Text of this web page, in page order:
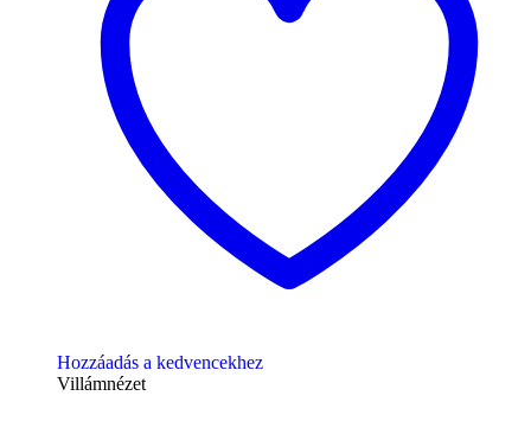
Hozzáadás a kedvencekhez
Villámnézet